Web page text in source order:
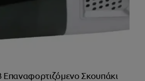
Επαναφορτιζόμενο Σκουπάκι